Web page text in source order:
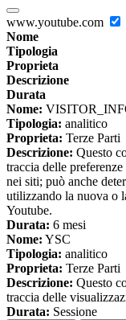
www.youtube.com
Nome
Tipologia
Proprieta
Descrizione
Durata
Nome:
Tipologia: analitico
Proprieta: Terze Parti
Descrizione: Questo
traccia delle
nei siti; può anche
utilizzando la nuova o
Youtube.
Durata: 6 mesi
Nome: YSC
Tipologia: analitico
Proprieta: Terze Parti
Descrizione: Questo
traccia delle
Durata: Sessione